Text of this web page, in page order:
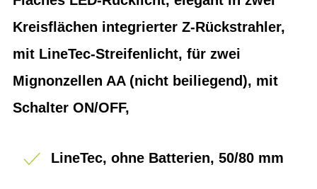
Kreisflächen integrierter Z-Rückstrahler,
mit LineTec-Streifenlicht, für zwei
Mignonzellen AA (nicht beiliegend), mit
Schalter ON/OFF,
LineTec, ohne Batterien, 50/80 mm